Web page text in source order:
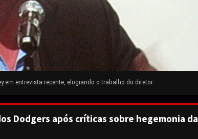
em entrevista recente, elogiando o trabalho do diretor
Dodgers após críticas sobre hegemonia da